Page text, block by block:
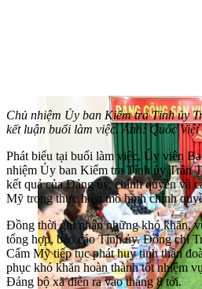
Chủ nhiệm Ủy ban Kiểm tra Tỉnh ủy
kết luận buổi làm việc. Ảnh: Quốc Việt
Phát biểu tại buổi làm việc, Ủy viên
nhiệm Ủy ban Kiểm tra Tỉnh ủy Trần
kết quả của Đảng ủy, chính quyền và
Mỹ trong thực hiện mô hình chính
Đồng thời ghi nhận những khó khăn,
tổng hợp, báo cáo Tỉnh ủy. Đồng chí
Cẩm Mỹ tiếp tục phát huy tinh thần
phục khó khăn hoàn thành tốt nhiệm
Đảng bộ xã diễn ra vào tháng 8 tới.